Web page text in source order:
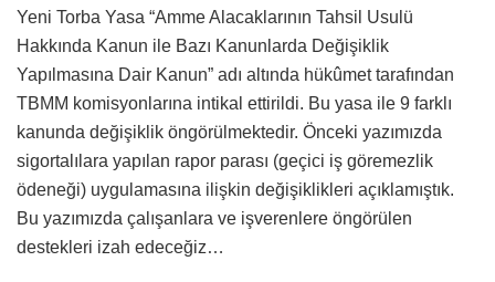
Yeni Torba Yasa “Amme Alacaklarının Tahsil Usulü
Hakkında Kanun ile Bazı Kanunlarda Değişiklik
Yapılmasına Dair Kanun” adı altında hükûmet tarafından
TBMM komisyonlarına intikal ettirildi. Bu yasa ile 9 farklı
kanunda değişiklik öngörülmektedir. Önceki yazımızda
sigortalılara yapılan rapor parası (geçici iş göremezlik
ödeneği) uygulamasına ilişkin değişiklikleri açıklamıştık.
Bu yazımızda çalışanlara ve işverenlere öngörülen
destekleri izah edeceğiz…